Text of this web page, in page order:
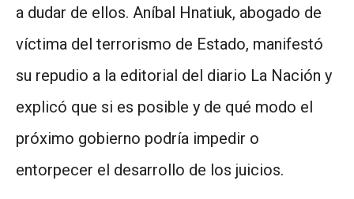
a dudar de ellos. Aníbal Hnatiuk, abogado de
víctima del terrorismo de Estado, manifestó
su repudio a la editorial del diario La Nación y
explicó que si es posible y de qué modo el
próximo gobierno podría impedir o
entorpecer el desarrollo de los juicios.